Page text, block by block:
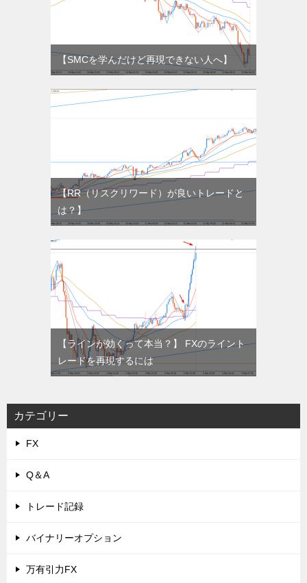
【SMCを学んだけど再現できない人へ】
【RR（リスクリワード）が良いトレードと
は？】
【ラインが効くって本当？】 FXのライント
レードを再現するには
カテゴリー
FX
Q＆A
トレード記録
バイナリーオプション
万有引力FX